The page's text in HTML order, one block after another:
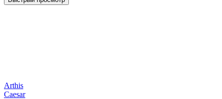
Arthis
Caesar